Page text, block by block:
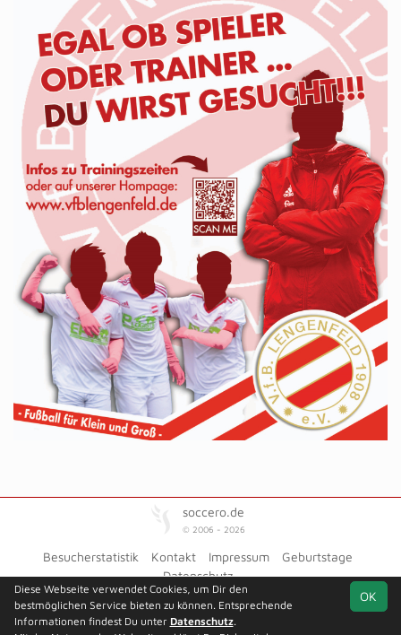
soccero.de
© 2006 - 2026
Besucherstatistik Kontakt Impressum
Geburtstage
Datenschutz
OK
Diese Webseite verwendet Cookies, um Dir den
bestmöglichen Service bieten zu können. Entsprechende
Informationen findest Du unter Datenschutz.